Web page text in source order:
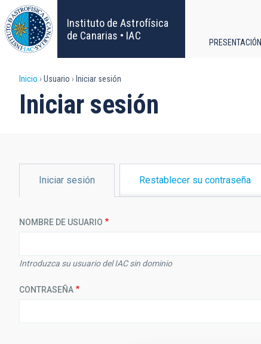
Pasar
al
contenido
principal
Instituto de Astrofísica
de Canarias • IAC
PRESENTACIÓN
Sobrescribir
enlaces
ayuda
a
la
Inicio Usuario Iniciar sesión
Iniciar sesión
PRINCIPALES
Iniciar sesión Restablecer su contraseña
NOMBRE DE USUARIO
Introduzca su usuario del IAC sin dominio
CONTRASEÑA